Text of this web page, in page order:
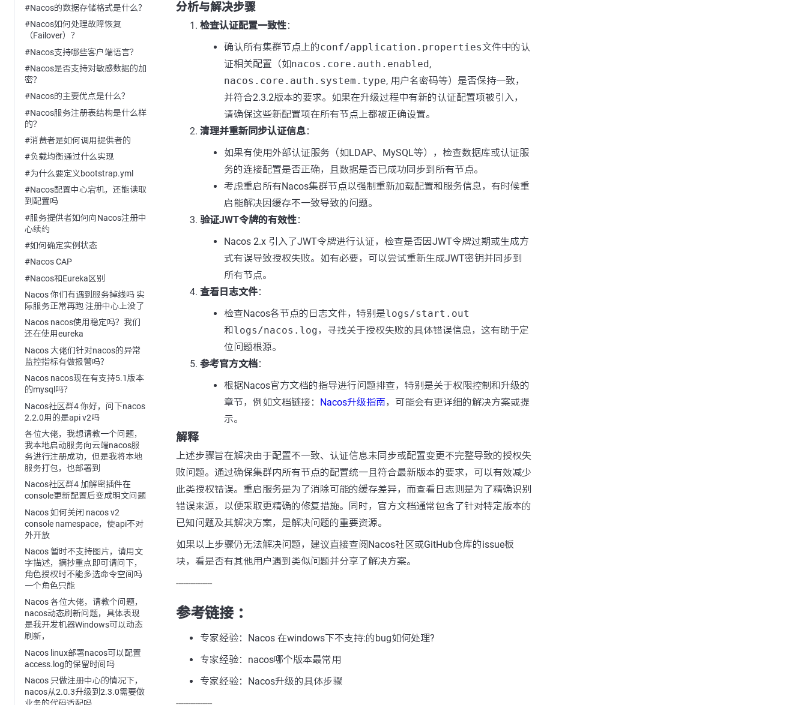
#Nacos的数据存储格式是什么？
#Nacos如何处理故障恢复
（Failover）？
#Nacos支持哪些客户端语言？
#Nacos是否支持对敏感数据的加
密？
#Nacos的主要优点是什么？
#Nacos服务注册表结构是什么样
的？
#消费者是如何调用提供者的
#负载均衡通过什么实现
#为什么要定义bootstrap.yml
#Nacos配置中心宕机，还能读取
到配置吗
#服务提供者如何向Nacos注册中
心续约
#如何确定实例状态
#Nacos CAP
#Nacos和Eureka区别
Nacos 你们有遇到服务掉线吗 实
际服务正常再跑 注册中心上没了
Nacos nacos使用稳定吗？我们
还在使用eureka
Nacos 大佬们针对nacos的异常
监控指标有做报警吗？
Nacos nacos现在有支持5.1版本
的mysql吗？
Nacos社区群4 你好，问下nacos
2.2.0用的是api v2吗
各位大佬，我想请教一个问题，
我本地启动服务向云端nacos服
务进行注册成功，但是我将本地
服务打包，也部署到
Nacos社区群4 加解密插件在
console更新配置后变成明文问题
Nacos 如何关闭 nacos v2
console namespace，使api不对
外开放
Nacos 暂时不支持图片，请用文
字描述，摘抄重点即可请问下，
角色授权时不能多选命令空间吗
一个角色只能
Nacos 各位大佬，请教个问题，
nacos动态刷新问题，具体表现
是我开发机器Windows可以动态
刷新，
Nacos linux部署nacos可以配置
access.log的保留时间吗
Nacos 只做注册中心的情况下，
nacos从2.0.3升级到2.3.0需要做
分析与解决步骤
检查认证配置一致性：
确认所有集群节点上的conf/application.properties文件中的认
证相关配置（如nacos.core.auth.enabled,
nacos.core.auth.system.type, 用户名密码等）是否保持一致，
并符合2.3.2版本的要求。如果在升级过程中有新的认证配置项被引入，
请确保这些新配置项在所有节点上都被正确设置。
清理并重新同步认证信息：
如果有使用外部认证服务（如LDAP、MySQL等），检查数据库或认证服
务的连接配置是否正确，且数据是否已成功同步到所有节点。
考虑重启所有Nacos集群节点以强制重新加载配置和服务信息，有时候重
启能解决因缓存不一致导致的问题。
验证JWT令牌的有效性：
Nacos 2.x 引入了JWT令牌进行认证，检查是否因JWT令牌过期或生成方
式有误导致授权失败。如有必要，可以尝试重新生成JWT密钥并同步到
所有节点。
查看日志文件：
检查Nacos各节点的日志文件，特别是logs/start.out
和logs/nacos.log，寻找关于授权失败的具体错误信息，这有助于定
位问题根源。
参考官方文档：
根据Nacos官方文档的指导进行问题排查，特别是关于权限控制和升级的
章节，例如文档链接： Nacos升级指南，可能会有更详细的解决方案或提
示。
解释
上述步骤旨在解决由于配置不一致、认证信息未同步或配置变更不完整导致的授权失
败问题。通过确保集群内所有节点的配置统一且符合最新版本的要求，可以有效减少
此类授权错误。重启服务是为了消除可能的缓存差异，而查看日志则是为了精确识别
错误来源，以便采取更精确的修复措施。同时，官方文档通常包含了针对特定版本的
已知问题及其解决方案，是解决问题的重要资源。
如果以上步骤仍无法解决问题，建议直接查阅Nacos社区或GitHub仓库的issue板
块，看是否有其他用户遇到类似问题并分享了解决方案。
---------------
参考链接 ：
专家经验：Nacos 在windows下不支持:的bug如何处理?
专家经验：nacos哪个版本最常用
专家经验：Nacos升级的具体步骤